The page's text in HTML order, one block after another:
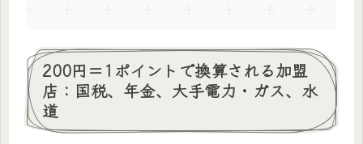
200円＝1ポイントで換算される加盟
店：国税、年金、大手電力・ガス、水
道